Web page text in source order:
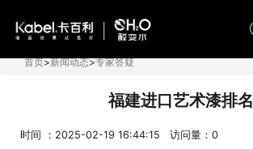
首页>新闻动态>专家答疑
福建进口艺术漆排名
时间 ：2025-02-19 16:44:15 访问量： 0